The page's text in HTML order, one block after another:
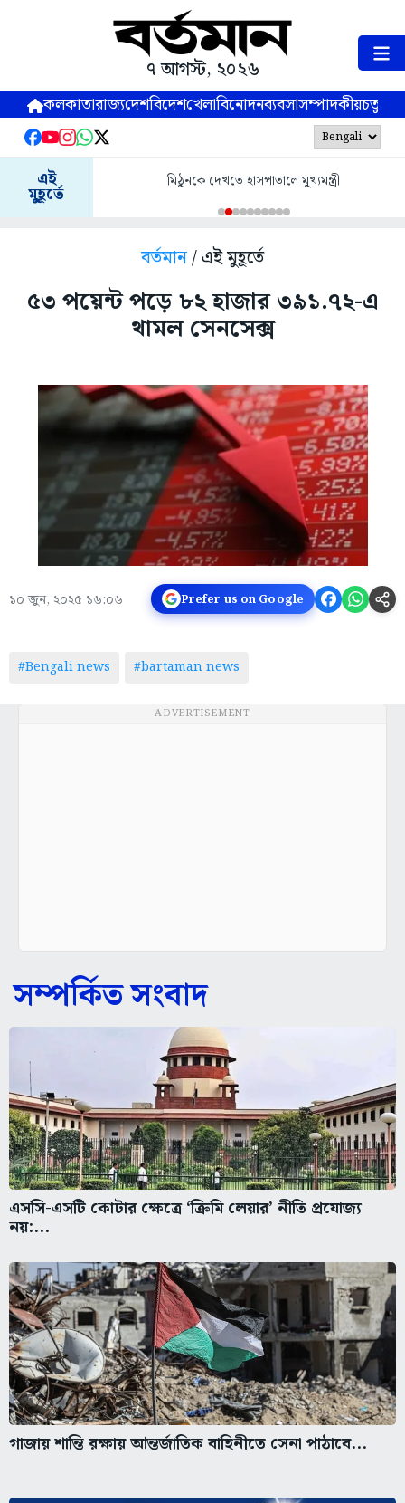
৭ আগস্ট, ২০২৬
কলকাতারাজ্যদেশবিদেশখেলাবিনোদনব্যবসাসম্পাদকীয়
এই
মুহূর্তে
মিঠুনকে দেখতে হাসপাতালে মুখ্যমন্ত্রী
বর্তমান/ এই মুহূর্তে
৫৩ পয়েন্ট পড়ে ৮২ হাজার ৩৯১.৭২-এ
থামল সেনসেক্স
১০ জুন, ২০২৫ ১৬:০৬ Prefer us on Google
#Bengali news #bartaman news
ADVERTISEMENT
সম্পর্কিত সংবাদ
এসসি-এসটি কোটার ক্ষেত্রে ‘ক্রিমি লেয়ার’ নীতি প্রযোজ্য
নয়:...
গাজায় শান্তি রক্ষায় আন্তর্জাতিক বাহিনীতে সেনা পাঠাবে...